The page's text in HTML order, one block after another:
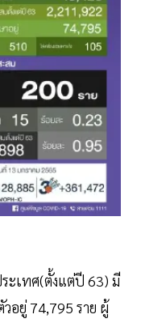
ะเทศ(ตั้งแต่ปี 63) มี
อยู่ 74,795 ราย ผู้